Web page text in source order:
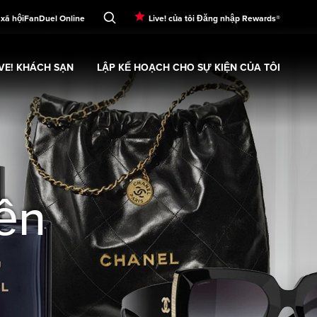
hộiFanDuel Online Live! của tôi Đăng nhập Rewards®
submenu
KHÁCH SẠN
Live! Khách sạnsubmenu
LẬP KẾ HOẠCH CHO SỰ KIỆN CỦA TÔI
Expand Lập kế hoạch cho sự kiện của tôi